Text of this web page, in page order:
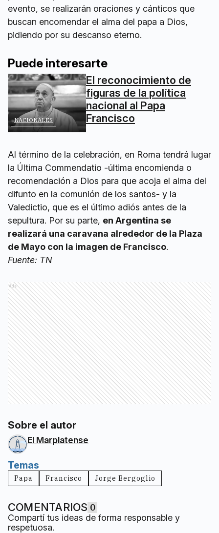
evento, se realizarán oraciones y cánticos que
buscan encomendar el alma del papa a Dios,
pidiendo por su descanso eterno.
Puede interesarte
NACIONALES
El reconocimiento de
figuras de la política
nacional al Papa
Francisco
Al término de la celebración, en Roma tendrá lugar
la Última Commendatio -última encomienda o
recomendación a Dios para que acoja el alma del
difunto en la comunión de los santos- y la
Valedictio, que es el último adiós antes de la
sepultura. Por su parte, en Argentina se
realizará una caravana alrededor de la Plaza
de Mayo con la imagen de Francisco.
Fuente: TN
Ads
Sobre el autor
El Marplatense
Temas
Papa Francisco Jorge Bergoglio
COMENTARIOS 0
Compartí tus ideas de forma responsable y
respetuosa.